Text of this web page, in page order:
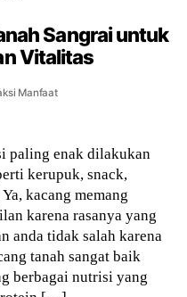
Sangrai untuk
Vitalitas
Manfaat
paling enak dilakukan
kerupuk, snack,
kacang memang
karena rasanya yang
anda tidak salah karena
tanah sangat baik
berbagai nutrisi yang